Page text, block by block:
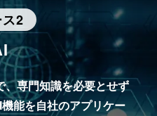
営
2
専門知識を必要とせず
能を自社のアプリケー